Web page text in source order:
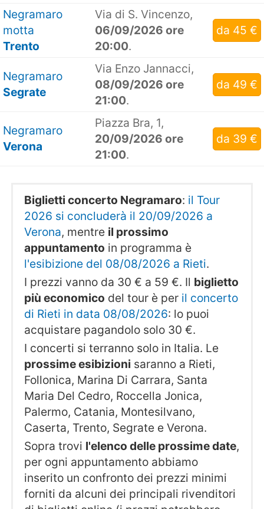
Negramaro
motta
Trento
Via di S. Vincenzo,
06/09/2026 ore
20:00.
da 45 €
Negramaro
Segrate
Via Enzo Jannacci,
08/09/2026 ore
21:00.
da 49 €
Negramaro
Verona
Piazza Bra, 1,
20/09/2026 ore
21:00.
da 39 €
Biglietti concerto Negramaro: il Tour
2026 si concluderà il 20/09/2026 a
Verona, mentre il prossimo
appuntamento in programma è
l'esibizione del 08/08/2026 a Rieti.
I prezzi vanno da 30 € a 59 €. Il biglietto
più economico del tour è per il concerto
di Rieti in data 08/08/2026: lo puoi
acquistare pagandolo solo 30 €.
I concerti si terranno solo in Italia. Le
prossime esibizioni saranno a Rieti,
Follonica, Marina Di Carrara, Santa
Maria Del Cedro, Roccella Jonica,
Palermo, Catania, Montesilvano,
Caserta, Trento, Segrate e Verona.
Sopra trovi l'elenco delle prossime date,
per ogni appuntamento abbiamo
inserito un confronto dei prezzi minimi
forniti da alcuni dei principali rivenditori